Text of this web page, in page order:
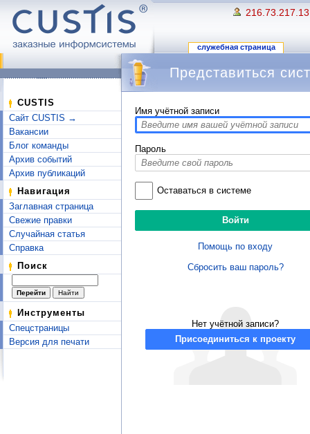
216.73.217.13
служебная страница
CUSTIS
Сайт CUSTIS →
Вакансии
Блог команды
Архив событий
Архив публикаций
Навигация
Заглавная страница
Свежие правки
Случайная статья
Справка
Поиск
Инструменты
Спецстраницы
Версия для печати
Представиться
Имя учётной записи
Пароль
Оставаться в системе
Помощь по входу
Сбросить ваш пароль?
Нет учётной записи?
Присоединиться к проекту